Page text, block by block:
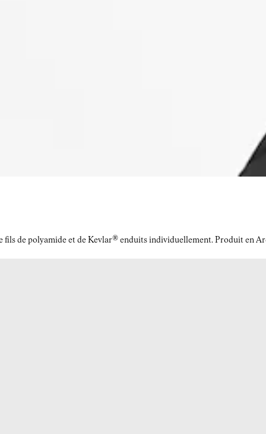
de polyamide et de Kevlar® enduits individuellement. Produit en